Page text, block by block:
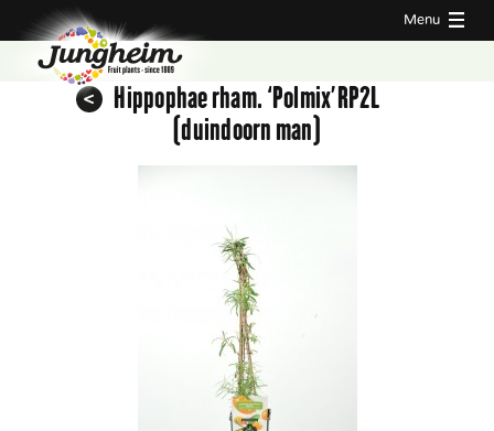
Menu
Hippophae rham. ‘Polmix’RP2L
(duindoorn man)